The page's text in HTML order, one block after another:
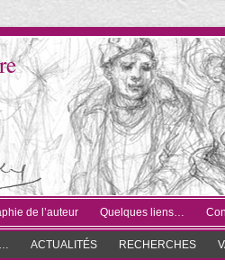
de l’auteur Quelques liens…
ACTUALITÉS RECHERCHES